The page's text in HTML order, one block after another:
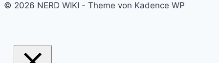
© 2026 NERD WIKI - Theme von Kadence WP